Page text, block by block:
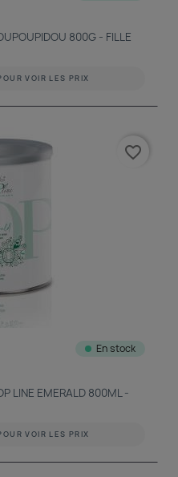
800G - FILLE
VOIR LES PRIX
En stock
LINE EMERALD 800ML -
VOIR LES PRIX
favorite_border